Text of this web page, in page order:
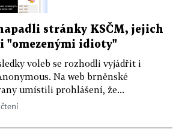
stránky KSČM, jejich
"omezenými idioty"
voleb se rozhodli vyjádřit i
Na web brněnské
umístili prohlášení, že...
čtení